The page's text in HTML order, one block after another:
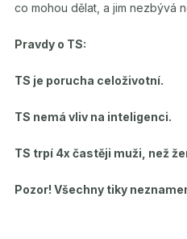
co mohou dělat, a jim nezbývá
Pravdy o TS:
TS je porucha celoživotní.
TS nemá vliv na inteligenci.
TS trpí 4x častěji muži, než
Pozor! Všechny tiky